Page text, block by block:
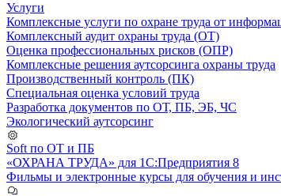
Услуги
Комплексные услуги по охране труда от
Комплексный аудит охраны труда (ОТ)
Оценка профессиональных рисков (ОПР)
Комплексные решения аутсорсинга охраны труда
Производственный контроль (ПК)
Специальная оценка условий труда
Разработка документов по ОТ, ПБ, ЭБ, ЧС
Экологический аутсорсинг
Soft по ОТ и ПБ
«ОХРАНА ТРУДА» для 1С:Предприятия 8
Фильмы и электронные курсы для обучения и